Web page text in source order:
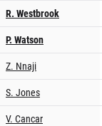
R. Westbrook
P. Watson
Z. Nnaji
S. Jones
V. Cancar